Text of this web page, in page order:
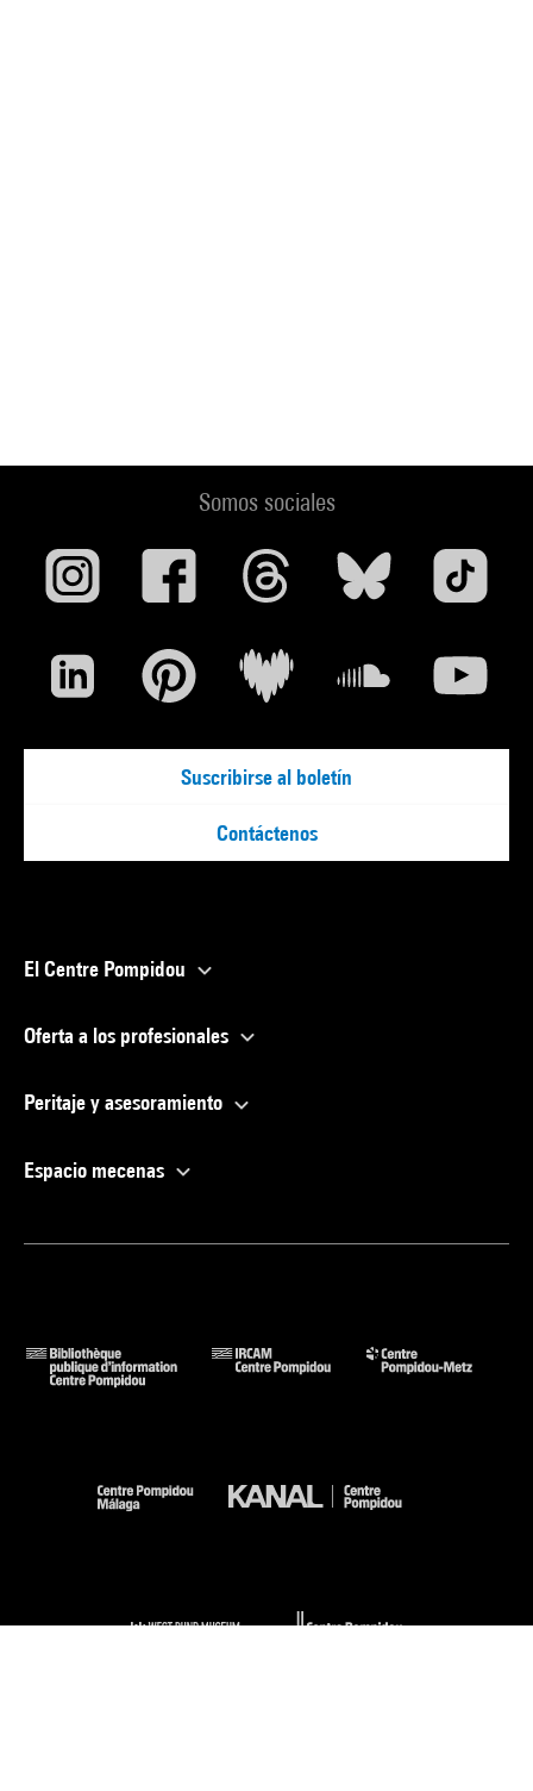
Somos sociales
Suscribirse al boletín
Contáctenos
El Centre Pompidou
Oferta a los profesionales
Peritaje y asesoramiento
Espacio mecenas